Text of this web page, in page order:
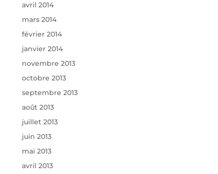
avril 2014
mars 2014
février 2014
janvier 2014
novembre 2013
octobre 2013
septembre 2013
août 2013
juillet 2013
juin 2013
mai 2013
avril 2013